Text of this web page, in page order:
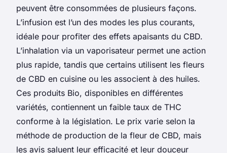
peuvent être consommées de plusieurs façons.
L’infusion est l’un des modes les plus courants,
idéale pour profiter des effets apaisants du CBD.
L’inhalation via un vaporisateur permet une action
plus rapide, tandis que certains utilisent les fleurs
de CBD en cuisine ou les associent à des huiles.
Ces produits Bio, disponibles en différentes
variétés, contiennent un faible taux de THC
conforme à la législation. Le prix varie selon la
méthode de production de la fleur de CBD, mais
les avis saluent leur efficacité et leur douceur